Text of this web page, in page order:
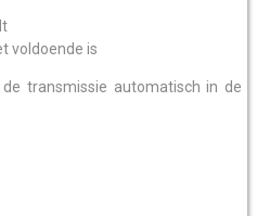
voldoende is
transmissie automatisch in de